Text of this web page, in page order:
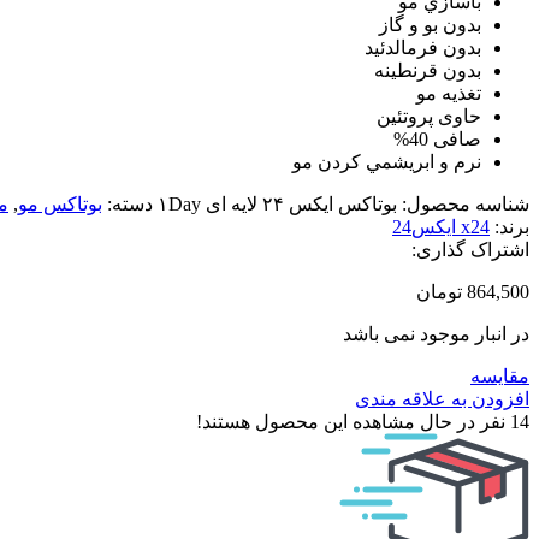
بدون بو و گاز
بدون فرمالدئید
بدون قرنطینه
تغذیه مو
حاوی پروتئین
صافی 40%
نرم و ابريشمي كردن مو
شناسه محصول: بوتاکس ایکس ۲۴ لایه ای ۱Day دسته: بوتاکس مو,
برند: x24 ایکس24
اشتراک گذاری:
864,500 تومان
در انبار موجود نمی باشد
مقایسه
افزودن به علاقه مندی
14 نفر در حال مشاهده این محصول هستند!